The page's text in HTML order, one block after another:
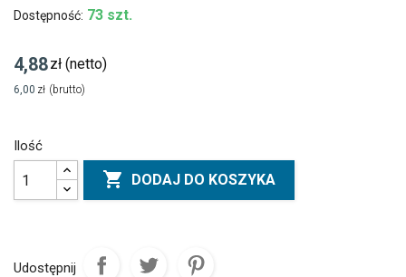
Dostępność: 73 szt.
4,88zł (netto)
6,00 zł (brutto)
Ilość
 DODAJ DO KOSZYKA
Udostępnij